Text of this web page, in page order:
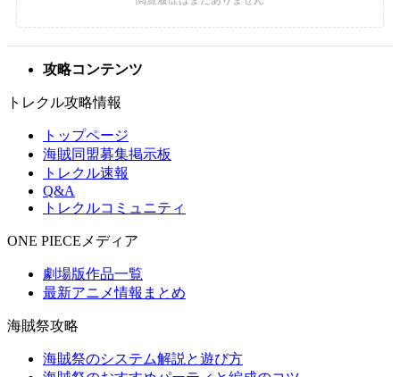
攻略コンテンツ
トレクル攻略情報
トップページ
海賊同盟募集掲示板
トレクル速報
Q&A
トレクルコミュニティ
ONE PIECEメディア
劇場版作品一覧
最新アニメ情報まとめ
海賊祭攻略
海賊祭のシステム解説と遊び方